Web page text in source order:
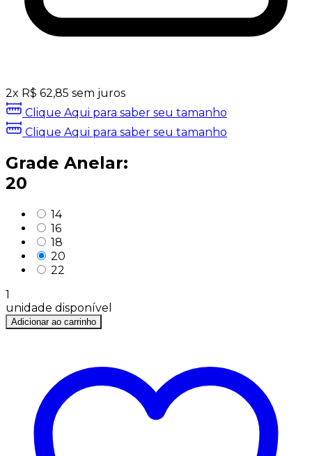
2x R$ 62,85 sem juros
Clique Aqui para saber seu tamanho
Clique Aqui para saber seu tamanho
Grade Anelar:
20
14
16
18
20
22
1
unidade disponível
Adicionar ao carrinho